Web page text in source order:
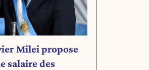
Milei propose
salaire des